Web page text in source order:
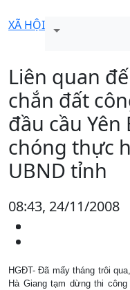
XÃ HỘI
Liên quan
chắn đất
đầu cầu
chóng thực
UBND tỉnh
08:43, 24/11/2008
HGĐT- Đã mấy tháng trôi
Hà Giang tạm dừng thi